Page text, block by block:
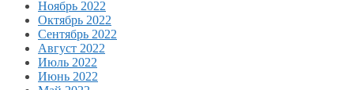
Ноябрь 2022
Октябрь 2022
Сентябрь 2022
Август 2022
Июль 2022
Июнь 2022